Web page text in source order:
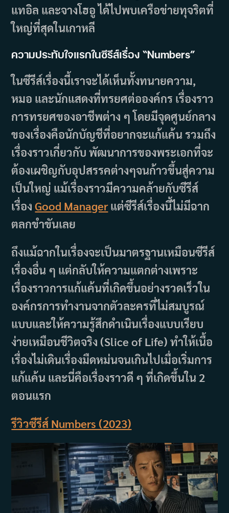
แทอิล และจางโฮอู ได้ไปพบเครือข่ายทุจริตที่
ใหญ่ที่สุดในเกาหลี
ความประทับใจแรกในซีรีส์เรื่อง “Numbers”
ในซีรีส์เรื่องนี้เราจะได้เห็นทั้งทนายความ,
หมอ และนักแสดงที่ทรยศต่อองค์กร เรื่องราว
การทรยศของอาชีพต่าง ๆ โดยมีจุดศูนย์กลาง
ของเรื่องคือนักบัญชีที่อยากจะแก้แค้น รวมถึง
เรื่องราวเกี่ยวกับ พัฒนาการของพระเอกที่จะ
ต้องเผชิญกับอุปสรรคต่างๆจนก้าวขึ้นสู่ความ
เป็นใหญ่ แม้เรื่องราวมีความคล้ายกับซีรีส์
เรื่องGood Managerแต่ซีรีส์เรื่องนี้ไม่มีฉาก
ตลกขำขันเลย
ถึงแม้ฉากในเรื่องจะเป็นมาตรฐานเหมือนซีรีส์
เรื่องอื่น ๆ แต่กลับให้ความแตกต่างเพราะ
เรื่องราวการแก้แค้นที่เกิดขึ้นอย่างรวดเร็วใน
องค์กรการทำงานจากตัวละครที่ไม่สมบูรณ์
แบบและให้ความรู้สึกดำเนินเรื่องแบบเรียบ
ง่ายเหมือนชีวิตจริง (Slice of Life) ทำให้เนื้อ
เรื่องไม่เดินเรื่องมืดหม่นจนเกินไปเมื่อเริ่มการ
แก้แค้น และนี่คือเรื่องราวดี ๆ ที่เกิดขึ้นใน 2
ตอนแรก
รีวิวซีรีส์ Numbers (2023)